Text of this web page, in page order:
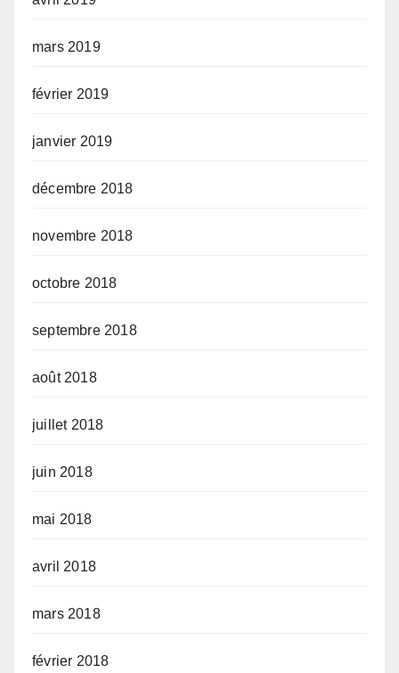
mars 2019
février 2019
janvier 2019
décembre 2018
novembre 2018
octobre 2018
septembre 2018
août 2018
juillet 2018
juin 2018
mai 2018
avril 2018
mars 2018
février 2018